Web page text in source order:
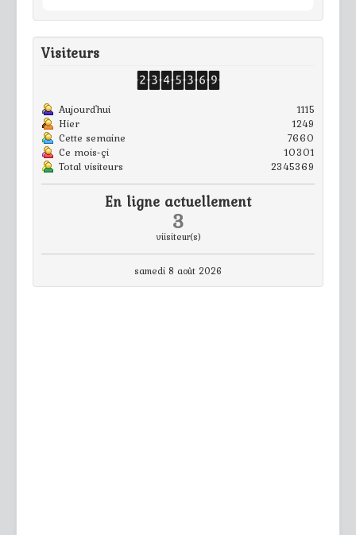
Visiteurs
Aujourd'hui
1115
Hier
1249
Cette semaine
7660
Ce mois-çi
10301
Total visiteurs
2345369
En ligne actuellement
3
viisiteur(s)
samedi 8 août 2026